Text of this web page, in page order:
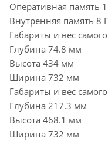
Оперативная память
Внутренняя память 8
Габариты и вес
Глубина 74.8 мм
Высота 434 мм
Ширина 732 мм
Габариты и вес
Глубина 217.3 мм
Высота 468.1 мм
Ширина 732 мм